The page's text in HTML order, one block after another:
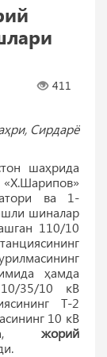
411
Сирдарё
шаҳрида
ва 1-
шиналар
110/10
ҳамда
35/10 кВ
Т-2
10 кВ
жорий